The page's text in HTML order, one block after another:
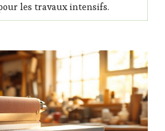
les travaux intensifs.